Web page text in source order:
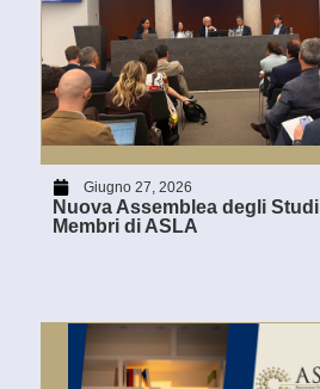
Giugno 27, 2026
Nuova Assemblea degli Studi
Membri di ASLA